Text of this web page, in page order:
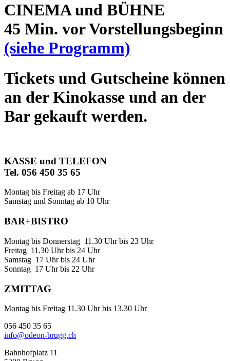
CINEMA und BÜHNE
45 Min. vor Vorstellungsbeginn
(siehe Programm)
Tickets und Gutscheine können
an der Kinokasse und an der
Bar gekauft werden.
KASSE und TELEFON
Tel. 056 450 35 65
Montag bis Freitag ab 17 Uhr
Samstag und Sonntag ab 10 Uhr
BAR+BISTRO
Montag bis Donnerstag 11.30 Uhr bis 23 Uhr
Freitag 11.30 Uhr bis 24 Uhr
Samstag 17 Uhr bis 24 Uhr
Sonntag 17 Uhr bis 22 Uhr
ZMITTAG
Montag bis Freitag 11.30 Uhr bis 13.30 Uhr
056 450 35 65
info@odeon-brugg.ch
Bahnhofplatz 11